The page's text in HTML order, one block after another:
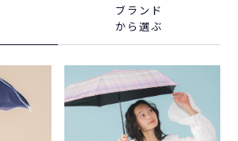
ブランド
から選ぶ